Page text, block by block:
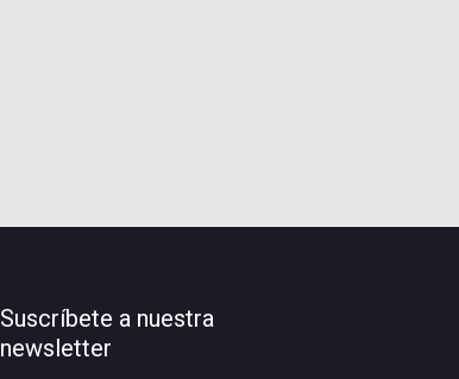
Suscríbete a nuestra
newsletter